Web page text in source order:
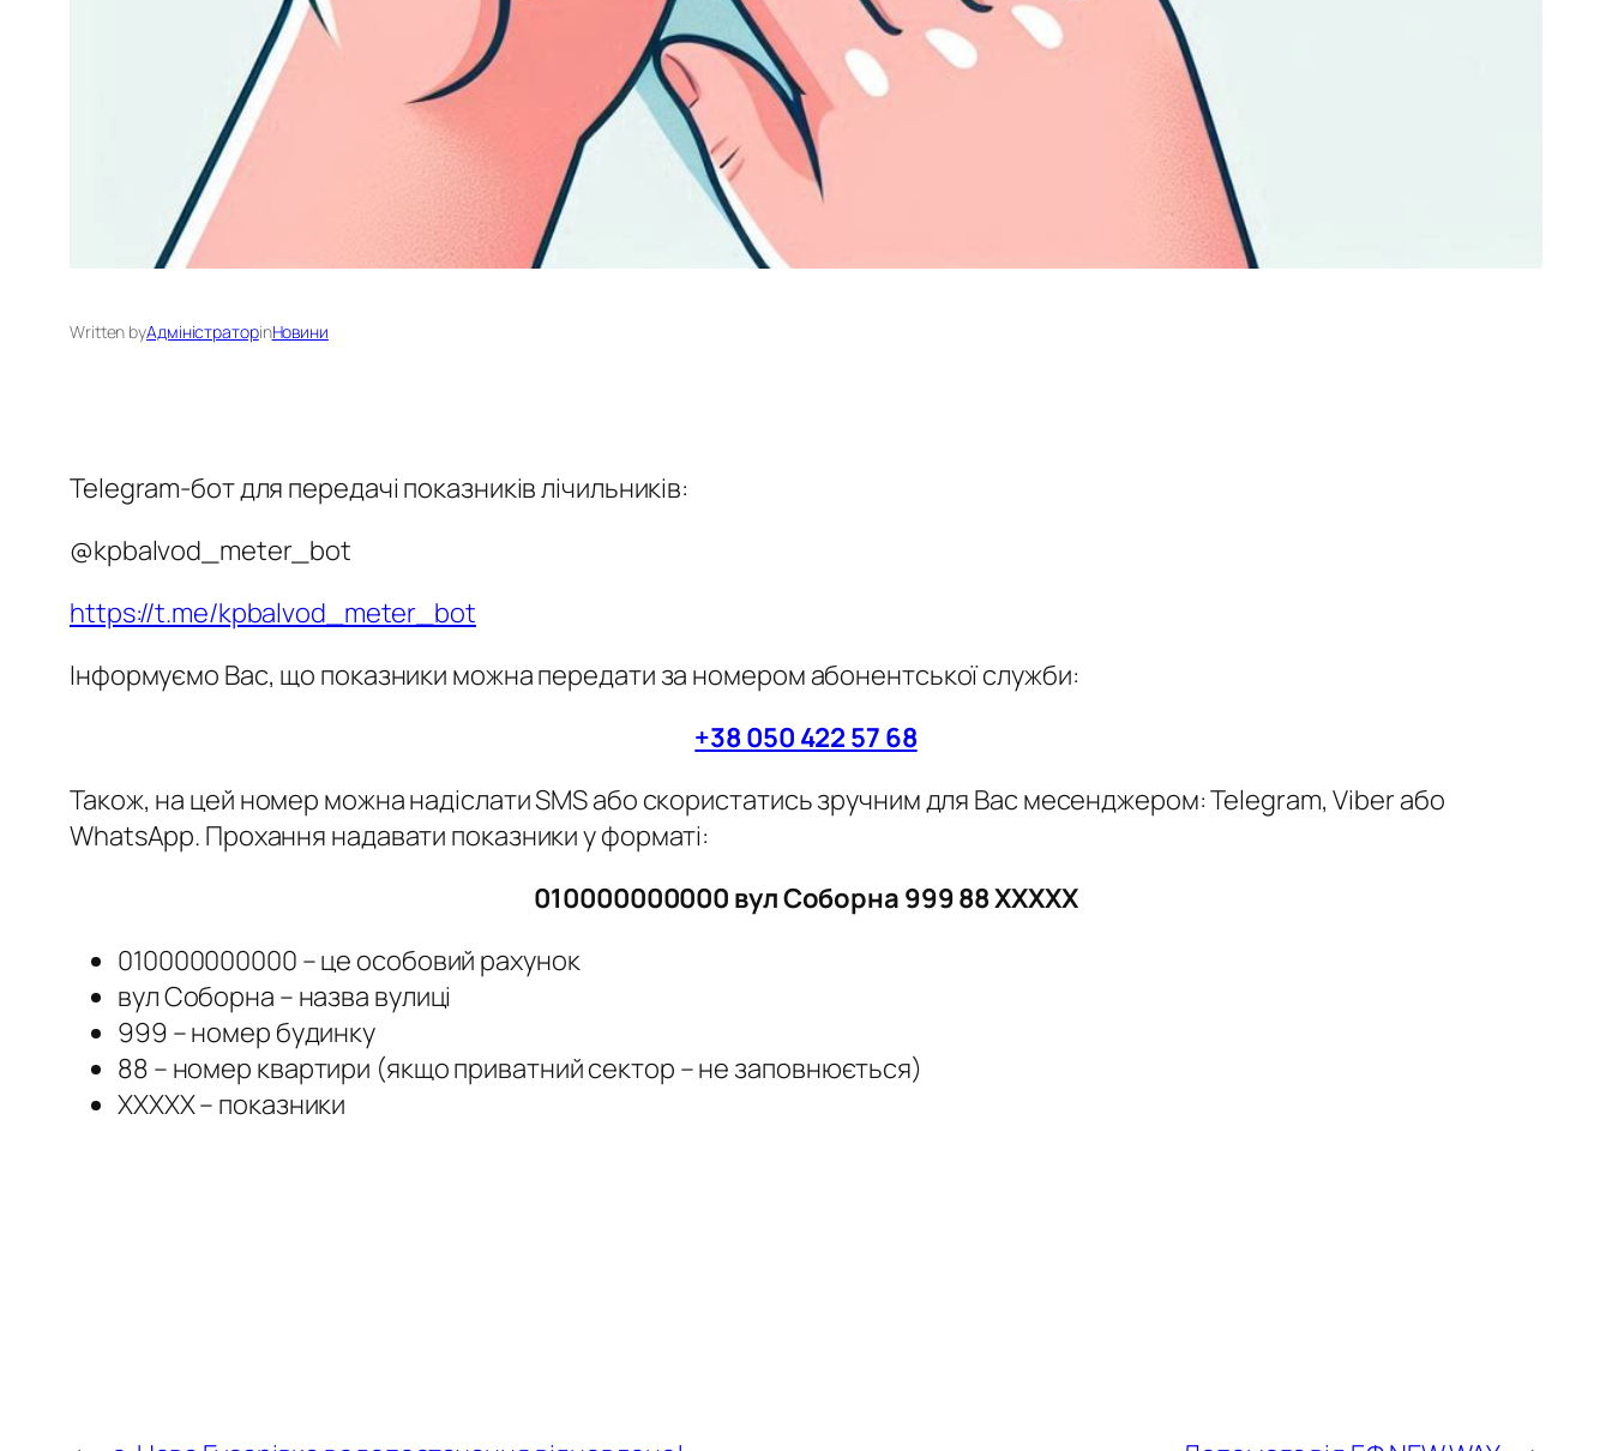
Written byАдміністраторinНовини
Telegram-бот для передачі показників лічильників:
@kpbalvod_meter_bot
https://t.me/kpbalvod_meter_bot
Інформуємо Вас, що показники можна передати за номером абонентської служби:
+38 050 422 57 68
Також, на цей номер можна надіслати SMS або скористатись зручним для Вас месенджером: Telegram, Viber або
WhatsApp. Прохання надавати показники у форматі:
010000000000 вул Соборна 999 88 ХХХХХ
010000000000 – це особовий рахунок
вул Соборна – назва вулиці
999 – номер будинку
88 – номер квартири (якщо приватний сектор – не заповнюється)
ХХХХХ – показники